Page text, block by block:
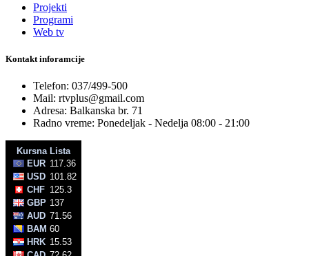
Projekti
Programi
Web tv
Kontakt inforamcije
Telefon: 037/499-500
Mail: rtvplus@gmail.com
Adresa: Balkanska br. 71
Radno vreme: Ponedeljak - Nedelja 08:00 - 21:00